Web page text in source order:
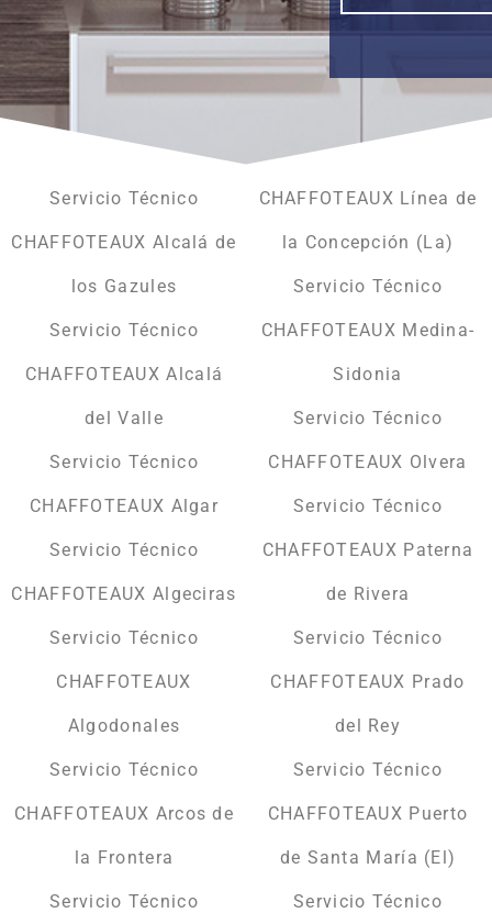
Servicio Técnico
CHAFFOTEAUX Alcalá de
los Gazules
Servicio Técnico
CHAFFOTEAUX Alcalá
del Valle
Servicio Técnico
CHAFFOTEAUX Algar
Servicio Técnico
CHAFFOTEAUX Algeciras
Servicio Técnico
CHAFFOTEAUX
Algodonales
Servicio Técnico
CHAFFOTEAUX Arcos de
la Frontera
Servicio Técnico
CHAFFOTEAUX Línea de
la Concepción (La)
Servicio Técnico
CHAFFOTEAUX Medina-
Sidonia
Servicio Técnico
CHAFFOTEAUX Olvera
Servicio Técnico
CHAFFOTEAUX Paterna
de Rivera
Servicio Técnico
CHAFFOTEAUX Prado
del Rey
Servicio Técnico
CHAFFOTEAUX Puerto
de Santa María (El)
Servicio Técnico